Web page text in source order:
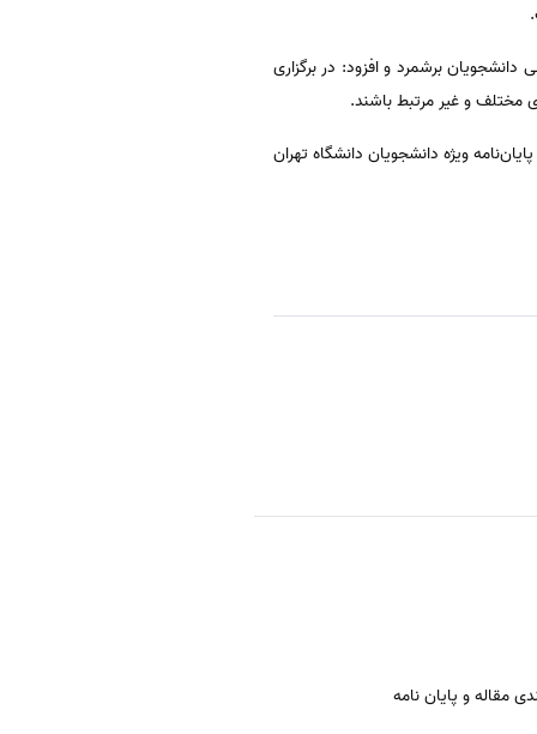
و بیانی دانشجویان برشمرد و افزود: در برگزاری
مختلف و غیر مرتبط باشند.
جهاد دانشگاهی تهران مرحله دانشگاهی چهارمین دوره مسابقات ملی دفاع ۳ دقیقه‌ای پایان‌نامه ویژه دانشجویان دانشگاه تهران
مقاله و پایان نامه